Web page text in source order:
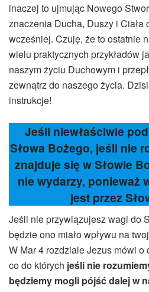
inaczej to ujmując Nowego
znaczenia Ducha, Duszy i Ciała
wcześniej. Czuję, że to ostatnie
wielu praktycznych przykładów
naszym życiu Duchowym i
zewnątrz do naszego życia.
instrukcje!
Jeśli niewłaściwie
Słowa Bożego, jeśli nie
znajduje się w Słowie
nie wydarzy, ponieważ
jest przez
Jeśli nie przywiązujesz wagi do
będzie ono miało wpływu na
W Mar 4 rozdziale Jezus mówi
co do których jeśli nie
będziemy mogli pójść dalej w